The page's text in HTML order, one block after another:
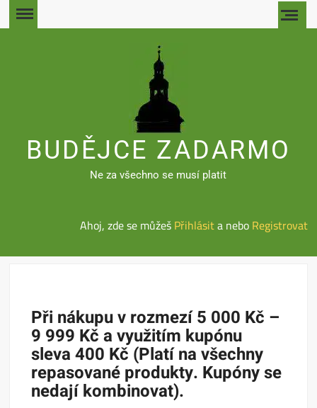
Skip
to
BUDĚJCE ZADARMO
Ne za všechno se musí platit
Ahoj, zde se můžešPřihlásita neboRegistrovat
Při nákupu v rozmezí 5 000 Kč –
9 999 Kč a využitím kupónu
sleva 400 Kč (Platí na všechny
repasované produkty. Kupóny se
nedají kombinovat).